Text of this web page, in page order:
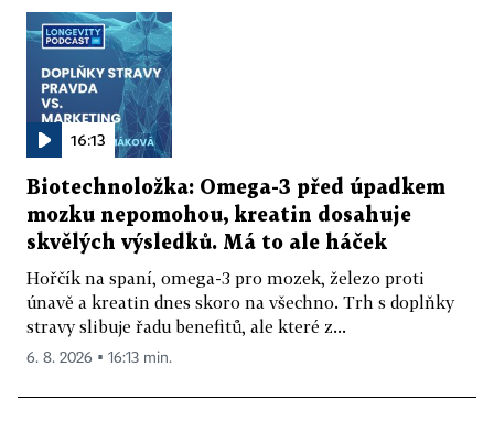
16:13
Biotechnoložka: Omega-3 před úpadkem
mozku nepomohou, kreatin dosahuje
skvělých výsledků. Má to ale háček
Hořčík na spaní, omega-3 pro mozek, železo proti
únavě a kreatin dnes skoro na všechno. Trh s doplňky
stravy slibuje řadu benefitů, ale které z...
6. 8. 2026 ▪ 16:13 min.